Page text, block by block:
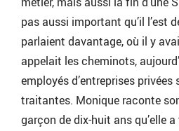
pas aussi important qu’il l’est
parlaient davantage, où il y
appelait les cheminots,
employés d’entreprises privées
traitantes. Monique raconte
garçon de dix-huit ans qu’elle